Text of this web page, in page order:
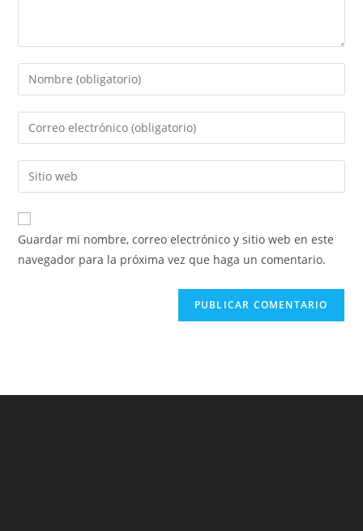
Introducí
tu
nombre
de
usuario
para
comentar
Introducí
tu
dirección
de
electrónico
para
comentar
Introducí
la
URL
de
Guardar mi nombre, correo electrónico y sitio web en este
navegador para la próxima vez que haga un comentario.